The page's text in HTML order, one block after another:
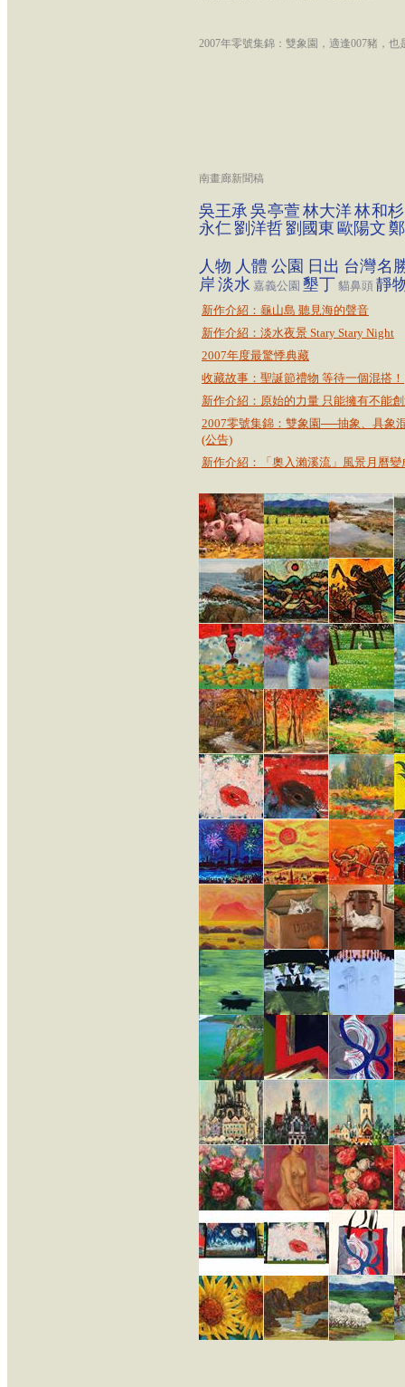
2007年零號集錦：雙象園，適逢007豬，
南畫廊新聞稿
吳王承 吳亭萱林大洋林和杉
永仁劉洋哲劉國東 歐陽文
人物 人體 公園 日出 台灣名
岸 淡水 嘉義公園 墾丁 貓鼻頭 靜
新作介紹：龜山島 聽見海的聲音
新作介紹：淡水夜景 Stary Stary Night
2007年度最驚悸典藏
收藏故事：聖誕節禮物 等待一個混搭！
新作介紹：原始的力量 只能擁有不能
2007零號集錦：雙象園──抽象、具象
(公告)
新作介紹：「奧入瀨溪流」風景月曆變